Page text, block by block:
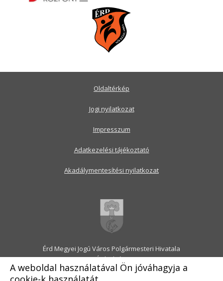
A weboldal használatával Ön jóváhagyja a
Érd Megyei Jogú Város Polgármesteri Hivatala
2030 Érd, Alsó utca 1.
Levélcím: 2031 Érd, Pf.: 31
E-mail:onkormanyzat@erd.hu
Oldaltérkép
Jogi nyilatkozat
Impresszum
Adatkezelési tájékoztató
Akadálymentesítési nyilatkozat